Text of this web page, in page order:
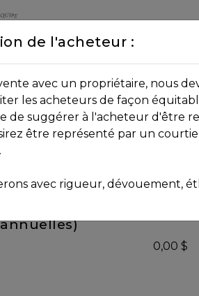
2013
0,00 $
de l'acheteur :
avec un propriétaire, nous
les acheteurs de façon
de suggérer à l'acheteur d'être
être représenté par un
avec rigueur, dévouement,